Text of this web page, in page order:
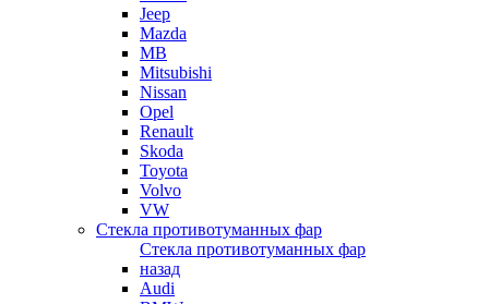
Jeep
Mazda
MB
Mitsubishi
Nissan
Opel
Renault
Skoda
Toyota
Volvo
VW
Стекла противотуманных фар
Стекла противотуманных фар
назад
Audi